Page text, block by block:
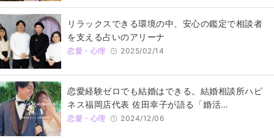
リラックスできる環境の中、安心の鑑定で相談者
を支える占いのアリーナ
恋愛・心理 2025/02/14
恋愛経験ゼロでも結婚はできる。結婚相談所ハピ
ネス福岡店代表 佐田幸子が語る「婚活…
恋愛・心理 2024/12/06